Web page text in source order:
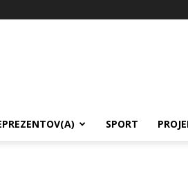
SPORT